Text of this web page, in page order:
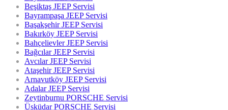
Beşiktaş JEEP Servisi
Bayrampaşa JEEP Servisi
Başakşehir JEEP Servisi
Bakırköy JEEP Servisi
Bahçelievler JEEP Servisi
Bağcılar JEEP Servisi
Avcılar JEEP Servisi
Ataşehir JEEP Servisi
Arnavutköy JEEP Servisi
Adalar JEEP Servisi
Zeytinburnu PORSCHE Servisi
Üsküdar PORSCHE Servisi